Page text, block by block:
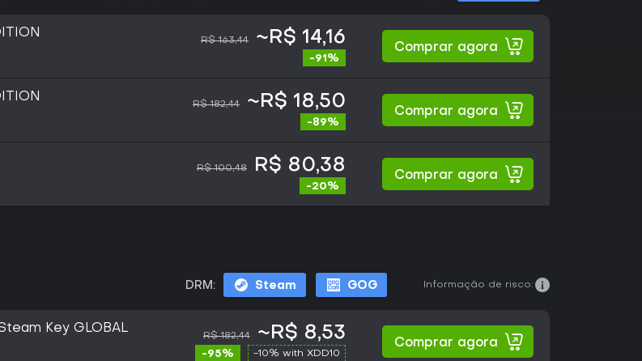
R$ 163,44 ~R$ 14,16
-91%
Comprar agora
R$ 182,44 ~R$ 18,50
-89%
Comprar agora
R$ 100,48 R$ 80,38
-20%
Comprar agora
DRM: Steam GOG Informação de risco:
Key GLOBAL
R$ 182,44 ~R$ 8,53
-95% -10% with XDD10
Comprar agora